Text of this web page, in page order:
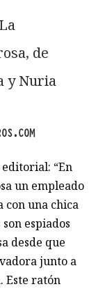
de
y Nuria
“En
un empleado
con una chica
espiados
desde que
junto a
Este ratón